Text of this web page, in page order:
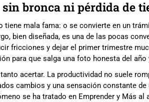
bronca ni pérdida de
tiene mala fama: o se convierte en un
bien diseñada, es una de las pocas
fricciones y dejar el primer trimestre
para que salga una foto honesta del
acertar. La productividad no suele
cambios y una sensación constante
se ha tratado en Emprender y Más